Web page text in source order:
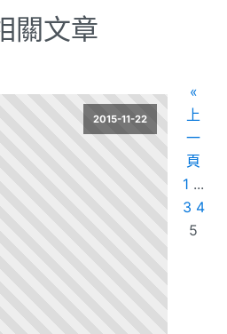
關文章
2015-11-22
«
上
一
頁
1 ...
3 4
5